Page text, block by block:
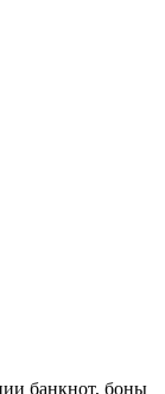
банкнот, боны